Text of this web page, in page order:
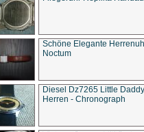
Schöne Elegante
Noctum
Diesel Dz7265 Little Daddy
Herren - Chronograph